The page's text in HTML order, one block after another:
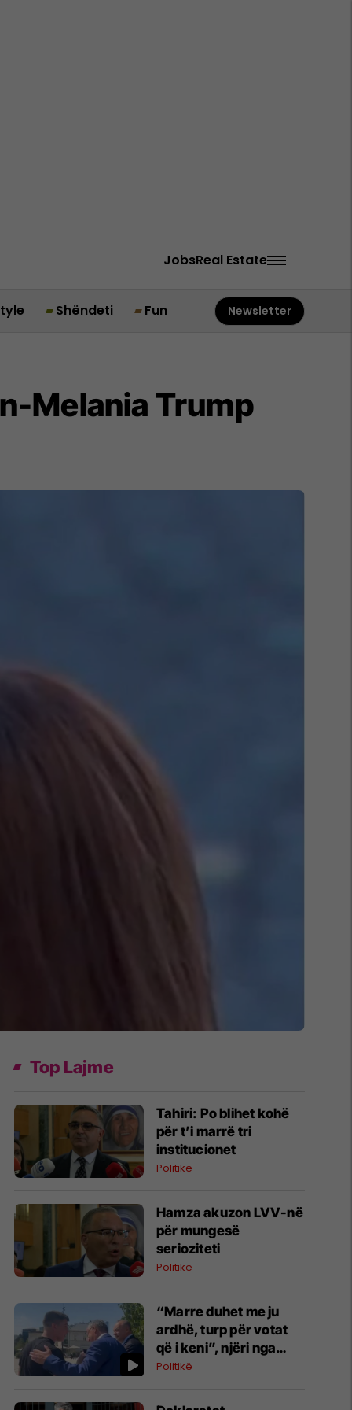
JobsReal Estate
Shëndeti Fun Newsletter
Melania Trump
Top Lajme
Tahiri: Po blihet kohë
për t’i marrë tri
institucionet
Politikë
Hamza akuzon LVV-në
për mungesë
serioziteti
Politikë
“Marre duhet me ju
ardhë, turp për votat
që i keni”, njëri nga
protestuesit i drejtohet
Politikë